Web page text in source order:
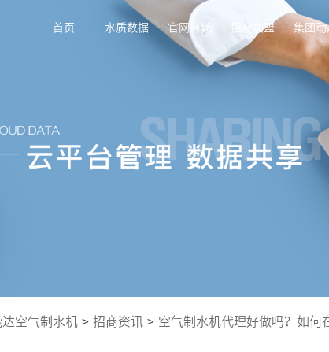
首页 水质数据 官网商城 招商加盟 集团
空气制水机 > 招商资讯 > 空气制水机代理好做吗？如何